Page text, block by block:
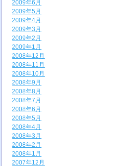
2009年6月
2009年5月
2009年4月
2009年3月
2009年2月
2009年1月
2008年12月
2008年11月
2008年10月
2008年9月
2008年8月
2008年7月
2008年6月
2008年5月
2008年4月
2008年3月
2008年2月
2008年1月
2007年12月